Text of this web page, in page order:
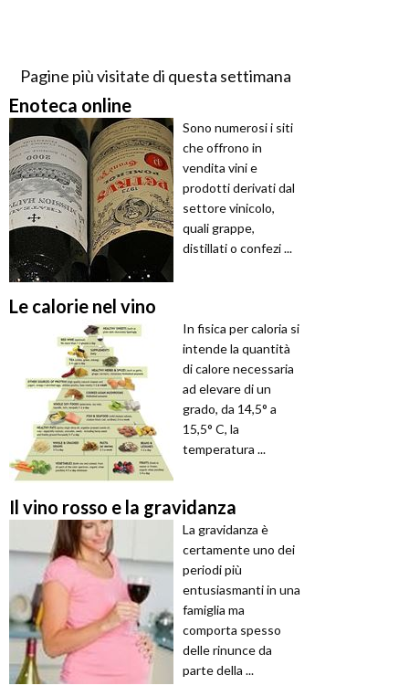
Pagine più visitate di questa settimana
Enoteca online
Sono numerosi i siti
che offrono in
vendita vini e
prodotti derivati dal
settore vinicolo,
quali grappe,
distillati o confezi ...
Le calorie nel vino
In fisica per caloria si
intende la quantità
di calore necessaria
ad elevare di un
grado, da 14,5° a
15,5° C, la
temperatura ...
Il vino rosso e la gravidanza
La gravidanza è
certamente uno dei
periodi più
entusiasmanti in una
famiglia ma
comporta spesso
delle rinunce da
parte della ...